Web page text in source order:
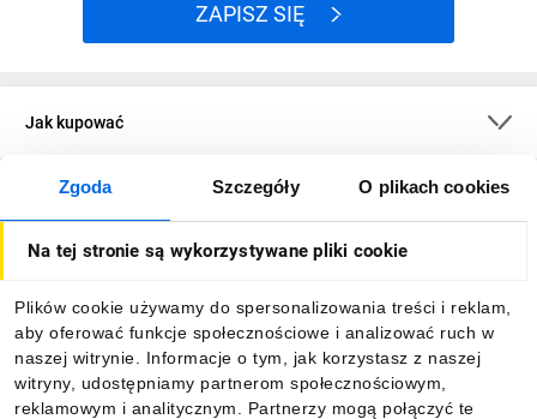
Zgoda Szczegóły O plikach cookies
Na tej stronie są wykorzystywane pliki cookie
Plików cookie używamy do spersonalizowania treści i reklam,
aby oferować funkcje społecznościowe i analizować ruch w
naszej witrynie. Informacje o tym, jak korzystasz z naszej
witryny, udostępniamy partnerom społecznościowym,
reklamowym i analitycznym. Partnerzy mogą połączyć te
ZAPISZ SIĘ
Jak kupować
O firmie
Informacje